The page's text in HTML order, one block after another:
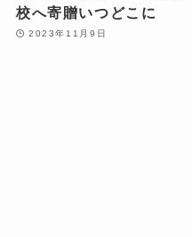
校へ寄贈いつどこに
2023年11月9日